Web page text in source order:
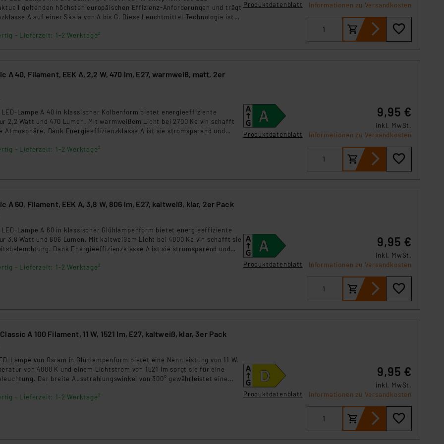
der EU. Dies bedeutet, dass die USA als Land mit unzureichendem
eingestuft wird. So besteht etwa das Risiko, dass US-Behörden personenbezogene
Dienstleistern stützt sich auf die Standarddatenschutzklauseln der Europäischen
geltenden höchsten europäischen Effizienz-Anforderungen und trägt
A auf einer Skala von A bis G. Diese Leuchtmittel-Technologie ist
Sie Ihren Energieverbrauch und sparen Sie bares Geld.
- Lieferzeit: 1-2 Werktage²
Produktdatenblatt
Informationen zu Versandkosten
A 40, Filament, EEK A, 2,2 W, 470 lm, E27, warmweiß, matt, 2er
LED-Lampe A 40 in klassischer Kolbenform bietet energieeffiziente
2,2 Watt und 470 Lumen. Mit warmweißem Licht bei 2700 Kelvin schafft
Atmosphäre. Dank Energieeffizienzklasse A ist sie stromsparend und
Wahl.
- Lieferzeit: 1-2 Werktage²
Produktdatenblatt
9,95 €
inkl. MwSt.
Informationen zu Versandkosten
A 60, Filament, EEK A, 3,8 W, 806 lm, E27, kaltweiß, klar, 2er Pack
LED-Lampe A 60 in klassischer Glühlampenform bietet energieeffiziente
3,8 Watt und 806 Lumen. Mit kaltweißem Licht bei 4000 Kelvin schafft sie
Dank Energieeffizienzklasse A ist sie stromsparend und
Wahl.
- Lieferzeit: 1-2 Werktage² Produktdatenblatt
9,95 €
inkl. MwSt.
Informationen zu Versandkosten
A 100 Filament, 11 W, 1521 lm, E27, kaltweiß, klar, 3er Pack
Lampe von Osram in Glühlampenform bietet eine Nennleistung von 11 W.
von 4000 K und einem Lichtstrom von 1521 lm sorgt sie für eine
Der breite Ausstrahlungswinkel von 300° gewährleistet eine
zu 10.000 Stunden und bieten eine energieeffiziente Beleuchtungslösung.
- Lieferzeit: 1-2 Werktage² Produktdatenblatt
9,95 €
inkl. MwSt.
Informationen zu Versandkosten